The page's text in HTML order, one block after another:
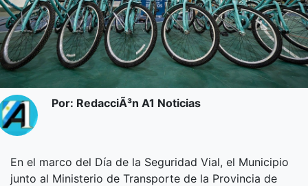
Por: RedacciÃ³n A1 Noticias
En el marco del Día de la Seguridad Vial, el Municipio
junto al Ministerio de Transporte de la Provincia de